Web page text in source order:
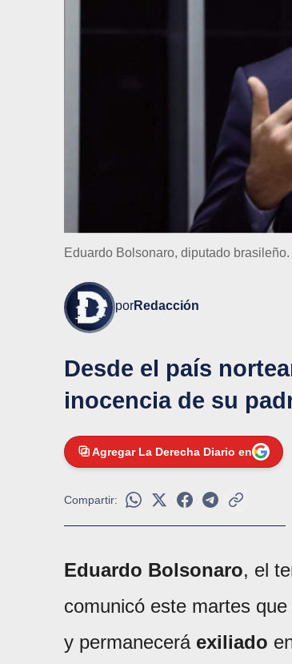
Eduardo Bolsonaro, diputado brasileño.
porRedacción
Desde el país
inocencia de su
Agregar La Derecha Diario en
Compartir:
Eduardo Bolsonaro, el
comunicó este martes
y permanecerá exiliado